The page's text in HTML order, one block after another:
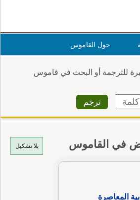
حول القاموس
للترجمة أو البحث في قاموس
بلا تشكيل في القاموس
المعاصرة